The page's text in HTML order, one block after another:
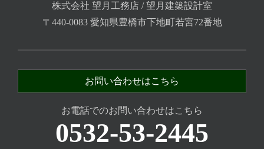
株式会社 望月工務店 / 望月建築設計室
〒440-0083 愛知県豊橋市下地町若宮72番地
お問い合わせはこちら
お電話でのお問い合わせはこちら
0532-53-2445